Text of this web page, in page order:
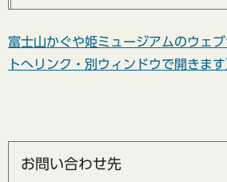
富士山かぐや姫ミュージアムのウェ
トへリンク・別ウィンドウで開きます
お問い合わせ先